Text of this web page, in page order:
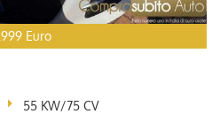
Euro
55 KW/75 CV